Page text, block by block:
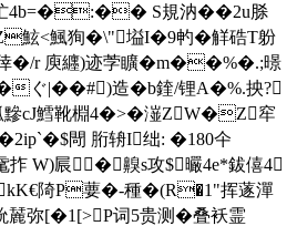
苏忙4b=�:�� S規汭��2u脎
<鯴狥�\"塧I�9畃�觧硞T躮
r 庾纒)迹茡矌�m��%�.;暻
ぐ|��#)造�b鍷/锂A�%.抰?
鱈靴棩4�>�潂ZW�Z窂
閜 胻辀I绌: �180仐
W)屒�齅s攻$曮4e*鈸僖4
陭P葽�-種�(R�1"挥蓫潬
弥[�1[>P词5贵测�叠袄霊